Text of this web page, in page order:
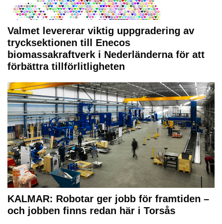
Valmet levererar viktig uppgradering av
trycksektionen till Enecos
biomassakraftverk i Nederländerna för att
förbättra tillförlitligheten
KALMAR: Robotar ger jobb för framtiden –
och jobben finns redan här i Torsås